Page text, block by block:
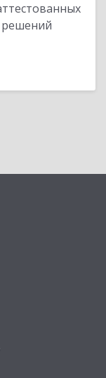
решений